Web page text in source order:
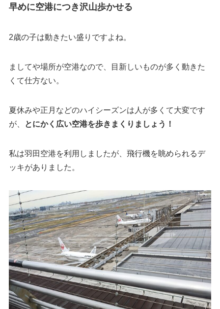
早めに空港につき沢山歩かせる
2歳の子は動きたい盛りですよね。
ましてや場所が空港なので、目新しいものが多く動きた
くて仕方ない。
夏休みや正月などのハイシーズンは人が多くて大変です
が、
とにかく広い空港を歩きまくりましょう！
私は羽田空港を利用しましたが、飛行機を眺められるデ
ッキがありました。